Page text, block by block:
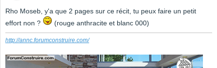
Rho Moseb, y'a que 2 pages sur ce récit, tu peux faire un petit
effort non ?
(rouge anthracite et blanc 000)
http://annc.forumconstruire.com/